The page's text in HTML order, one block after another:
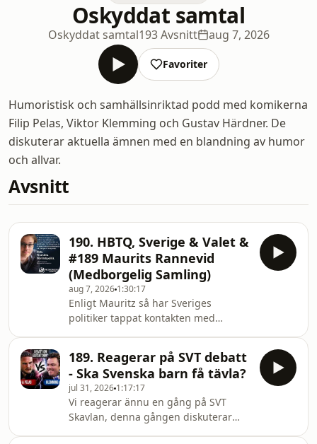
Oskyddat samtal
Oskyddat samtal193 Avsnitt aug 7, 2026
Favoriter
Humoristisk och samhällsinriktad podd med komikerna
Filip Pelas, Viktor Klemming och Gustav Härdner. De
diskuterar aktuella ämnen med en blandning av humor
och allvar.
Avsnitt
190. HBTQ, Sverige & Valet &
#189 Maurits Rannevid
(Medborgelig Samling)
aug 7, 2026 1:30:17
Enligt Mauritz så har Sveriges
politiker tappat kontakten med
Jämställdhetsmyndigheten läggs
ned.All normkritik rensas ur
skolan.Bidrag till lobbyorganisationer
stoppas.Den nya könsbyteslagen
skrotas.SVT och SR
avfinansieras.HBTQ-certifieringar
189. Reagerar på SVT debatt
- Ska Svenska barn få tävla?
jul 31, 2026 1:17:17
Vi reagerar ännu en gång på SVT
Skavlan, denna gången diskuterar